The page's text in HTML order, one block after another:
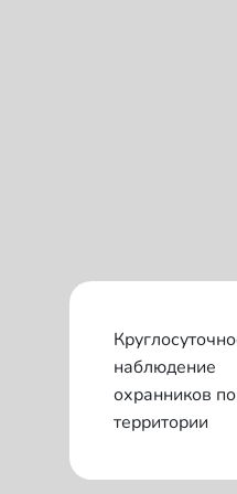
наблюдение
охранников
территории